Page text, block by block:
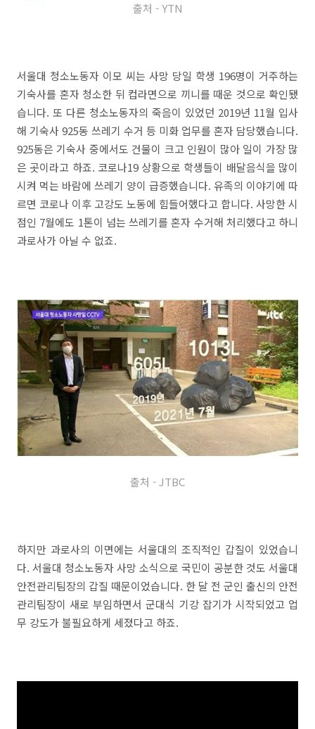
출처 - YTN
서울대 청소노동자 이모 씨는 사망 당일 학생 196명이 거주하는
기숙사를 혼자 청소한 뒤 컵라면으로 끼니를 때운 것으로 확인됐
습니다. 또 다른 청소노동자의 죽음이 있었던 2019년 11월 입사
해 기숙사 925동 쓰레기 수거 등 미화 업무를 혼자 담당했습니다.
925동은 기숙사 중에서도 건물이 크고 인원이 많아 일이 가장 많
은 곳이라고 하죠. 코로나19 상황으로 학생들이 배달음식을 많이
시켜 먹는 바람에 쓰레기 양이 급증했습니다. 유족의 이야기에 따
르면 코로나 이후 고강도 노동에 힘들어했다고 합니다. 사망한 시
점인 7월에도 1톤이 넘는 쓰레기를 혼자 수거해 처리했다고 하니
과로사가 아닐 수 없죠.
출처 - JTBC
하지만 과로사의 이면에는 서울대의 조직적인 갑질이 있었습니
다. 서울대 청소노동자 사망 소식으로 국민이 공분한 것도 서울대
안전관리팀장의 갑질 때문이었습니다. 한 달 전 군인 출신의 안전
관리팀장이 새로 부임하면서 군대식 기강 잡기가 시작되었고 업
무 강도가 불필요하게 세졌다고 하죠.